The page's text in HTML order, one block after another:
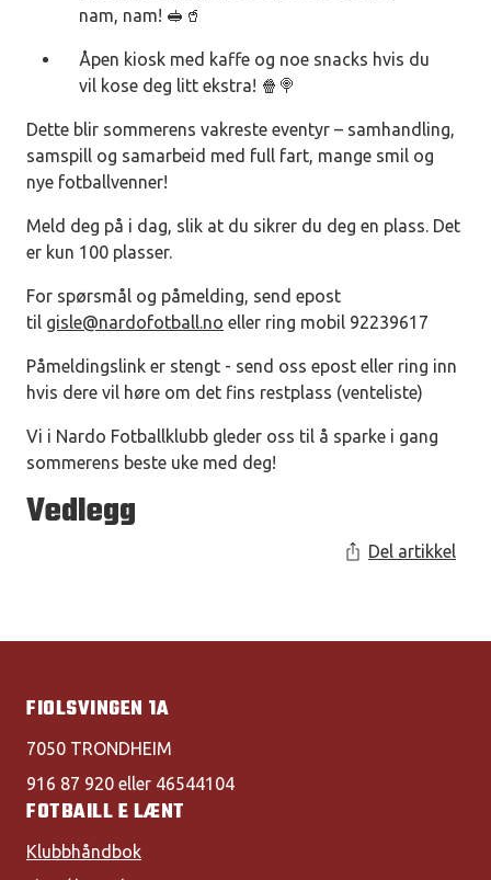
nam, nam! 🥪🥤
Åpen kiosk med kaffe og noe snacks hvis du
vil kose deg litt ekstra! 🍿🍭
Dette blir sommerens vakreste eventyr – samhandling,
samspill og samarbeid med full fart, mange smil og
nye fotballvenner!
Meld deg på i dag, slik at du sikrer du deg en plass. Det
er kun 100 plasser.
For spørsmål og påmelding, send epost
til gisle@nardofotball.no eller ring mobil 92239617
Påmeldingslink er stengt - send oss epost eller ring inn
hvis dere vil høre om det fins restplass (venteliste)
Vi i Nardo Fotballklubb gleder oss til å sparke i gang
sommerens beste uke med deg!
Vedlegg
Del artikkel
FIOLSVINGEN 1A
7050 TRONDHEIM
916 87 920 eller 46544104
FOTBAILL E LÆNT
Klubbhåndbok